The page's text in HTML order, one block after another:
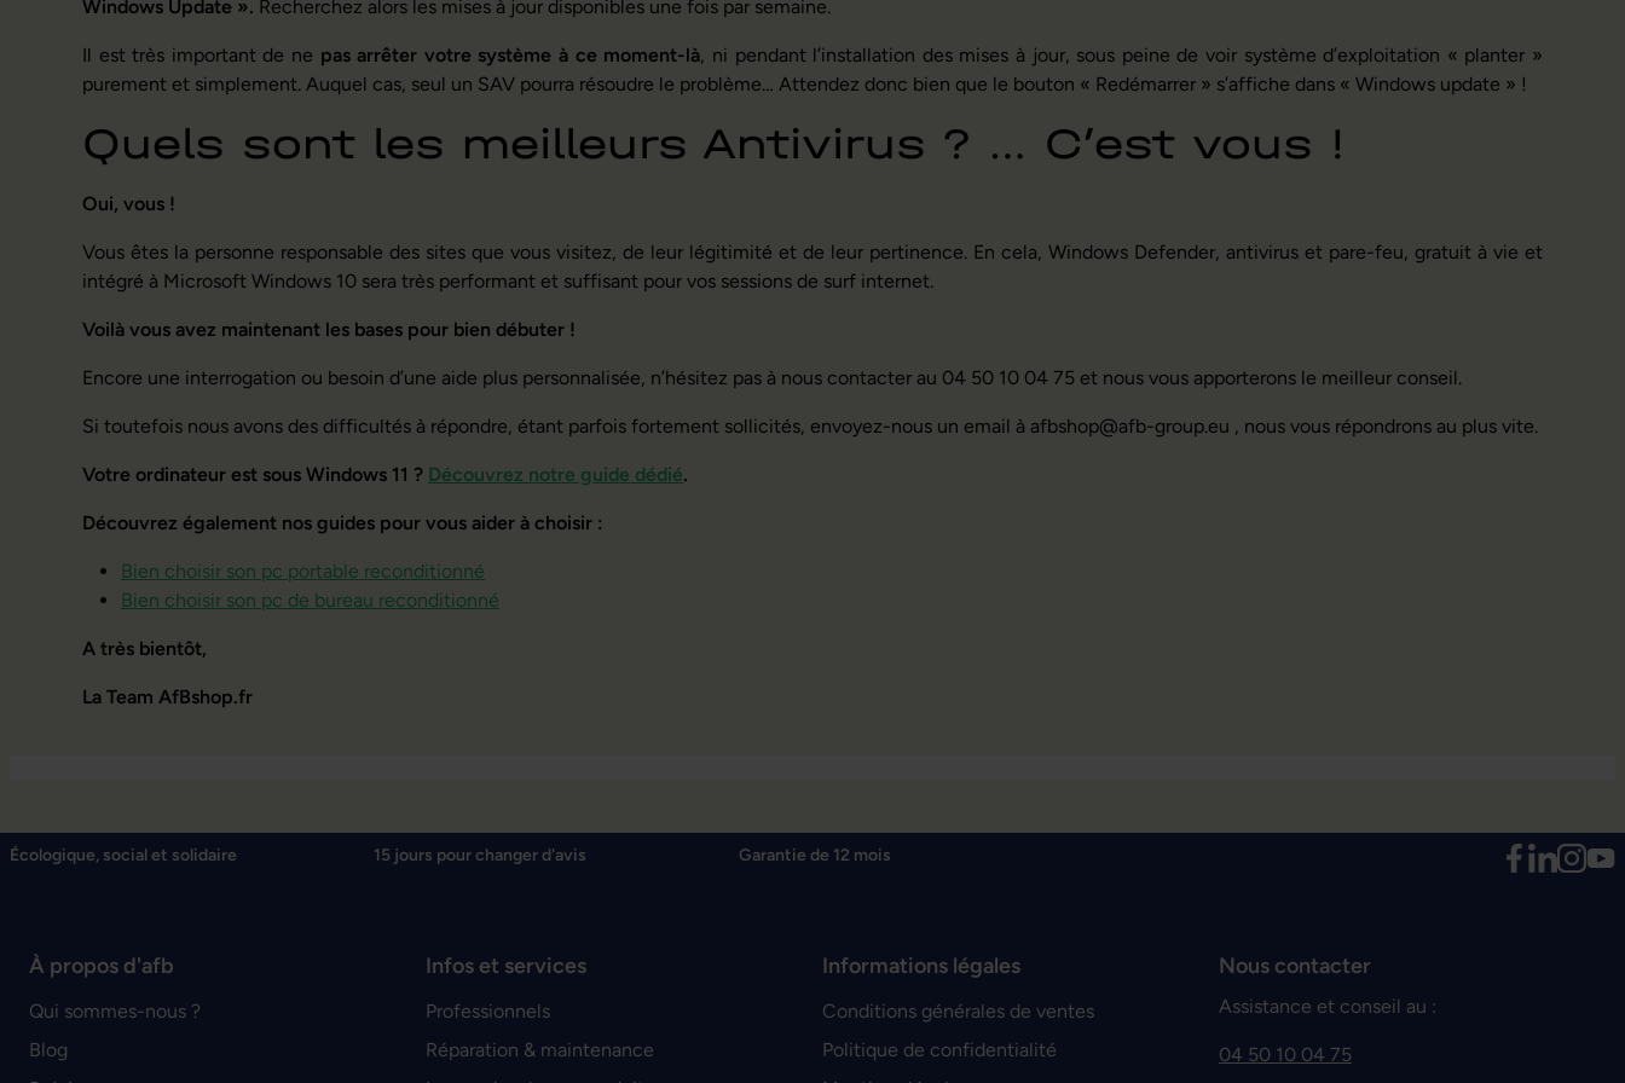
Windows Update ». Recherchez alors les mises à jour disponibles une fois par semaine.
Il est très important de ne pas arrêter votre système à ce moment-là, ni pendant l’installation des mises à jour, sous peine de voir système d’exploitation « planter »
purement et simplement. Auquel cas, seul un SAV pourra résoudre le problème… Attendez donc bien que le bouton « Redémarrer » s’affiche dans « Windows update » !
Quels sont les meilleurs Antivirus ? … C’est vous !
Oui, vous !
Vous êtes la personne responsable des sites que vous visitez, de leur légitimité et de leur pertinence. En cela, Windows Defender, antivirus et pare-feu, gratuit à vie et
intégré à Microsoft Windows 10 sera très performant et suffisant pour vos sessions de surf internet.
Voilà vous avez maintenant les bases pour bien débuter !
Encore une interrogation ou besoin d’une aide plus personnalisée, n’hésitez pas à nous contacter au 04 50 10 04 75 et nous vous apporterons le meilleur conseil.
Si toutefois nous avons des difficultés à répondre, étant parfois fortement sollicités, envoyez-nous un email à afbshop@afb-group.eu , nous vous répondrons au plus vite.
Votre ordinateur est sous Windows 11 ? Découvrez notre guide dédié.
Découvrez également nos guides pour vous aider à choisir :
Bien choisir son pc portable reconditionné
Bien choisir son pc de bureau reconditionné
A très bientôt,
La Team AfBshop.fr
Écologique, social et solidaire 15 jours pour changer d'avis Garantie de 12 mois
À propos d'afb
Qui sommes-nous ?
Blog
Infos et services
Professionnels
Réparation & maintenance
Informations légales
Conditions générales de ventes
Politique de confidentialité
Nous contacter
Assistance et conseil au :
04 50 10 04 75